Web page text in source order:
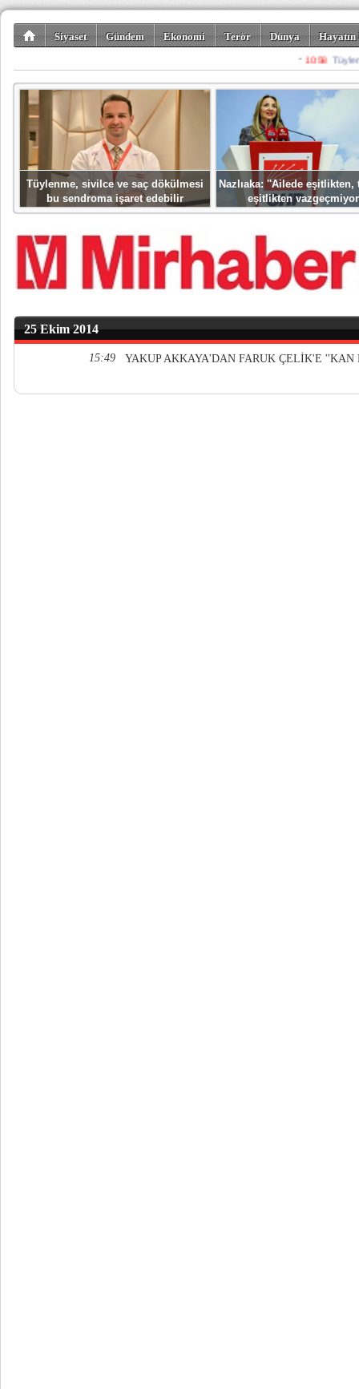
Siyaset Gündem Ekonomi Terör Dünya
Misafir
Tüylenme, sivilce ve saç dökülmesi
bu sendroma işaret edebilir
Nazlıaka: ''Ailede eşitlikten,
eşitlikten
25 Ekim 2014
15:49 YAKUP AKKAYA'DAN FARUK ÇELİK'E ''KAN